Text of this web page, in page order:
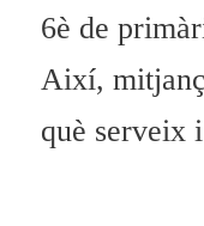
6è de
Així,
què serveix